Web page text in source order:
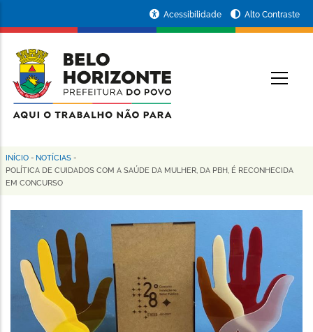
conteúdo
principal
da
Prefeitura
de
Horizonte
Acessibilidade Alto Contraste
Trilha
de
navegação
INÍCIO - NOTÍCIAS -
POLÍTICA DE CUIDADOS COM A SAÚDE DA MULHER, DA PBH, É RECONHECIDA
EM CONCURSO